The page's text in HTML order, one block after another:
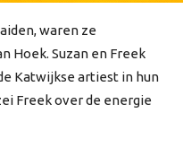
waren ze
Hoek. Suzan en Freek
Katwijkse artiest in hun
Freek over de energie